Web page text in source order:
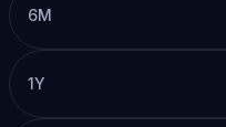
6M
1Y